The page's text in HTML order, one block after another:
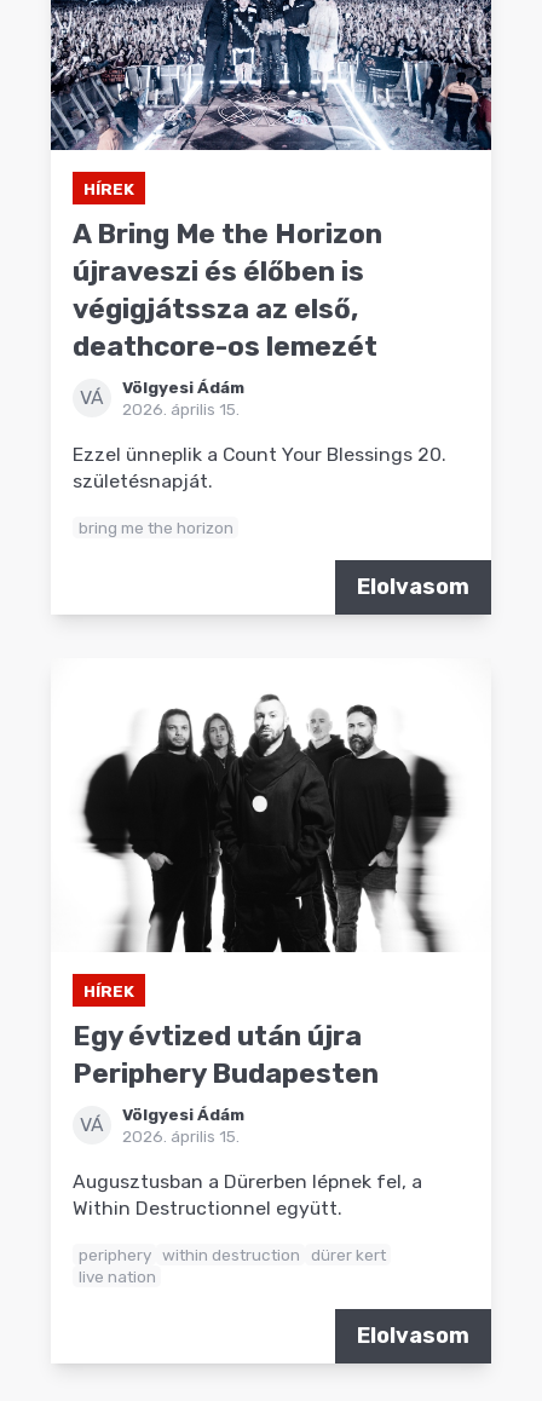
HÍREK
A Bring Me the Horizon
újraveszi és élőben is
végigjátssza az első,
deathcore-os lemezét
VÁ
Völgyesi Ádám
2026. április 15.
Ezzel ünneplik a Count Your Blessings 20.
születésnapját.
bring me the horizon
Elolvasom
HÍREK
Egy évtized után újra
Periphery Budapesten
VÁ
Völgyesi Ádám
2026. április 15.
Augusztusban a Dürerben lépnek fel, a
Within Destructionnel együtt.
periphery within destruction
dürer kert
live nation
Elolvasom